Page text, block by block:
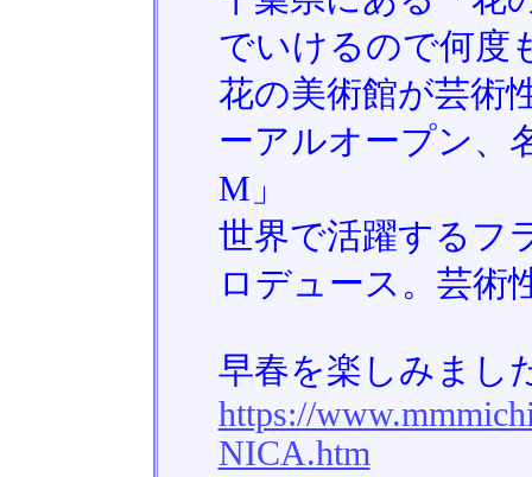
でいけるので何度
花の美術館が芸術
ーアルオープン、
M」
世界で活躍するフ
ロデュース。芸術
早春を楽しみまし
https://
NICA.htm